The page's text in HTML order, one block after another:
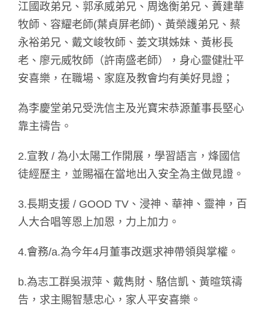
江國政弟兄、郭承威弟兄、周逸衡弟兄、蕢建華
牧師、容耀老師(葉貞屏老師)、黃榮護弟兄、蔡
永裕弟兄、戴文峻牧師、姜文琪姊妹、黃彬長
老、廖元威牧師（許南盛老師），身心靈健壯平
安喜樂，在職場、家庭及教會均有美好見證；
為李慶堂弟兄受洗信主及光寶宋恭源董事長堅心
靠主禱告。
2.宣教 / 為小太陽工作開展，學習語言，烽國信
徒經歷主，並賜福在當地出入安全為主做見證。
3.長期支援 / GOOD TV、浸神、華神、靈神，百
人大合唱等恩上加恩，力上加力。
4.會務/a.為今年4月董事改選求神帶領與掌權。
b.為志工群吳淑萍、戴雋財、駱信凱、黃暄筑禱
告，求主賜智慧忠心，家人平安喜樂。